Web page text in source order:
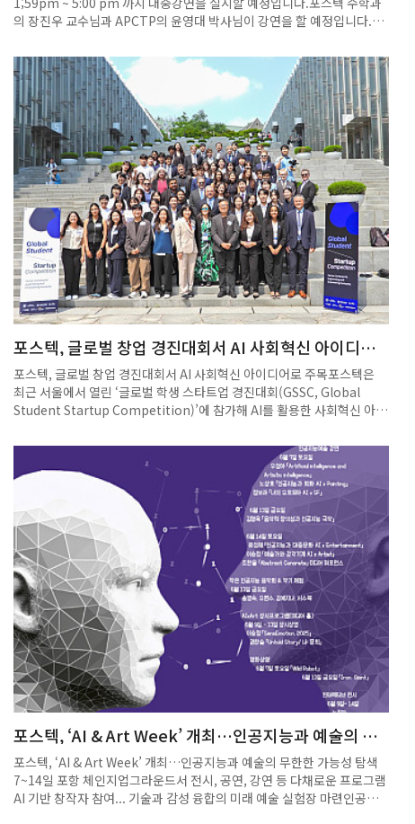
의 장진우 교수님과 APCTP의 윤영대 박사님이 강연을 할 예정입니다.행
포스텍, 글로벌 창업 경진대회서 AI 사회혁신 아이디어
로 주목
포스텍, 글로벌 창업 경진대회서 AI 사회혁신 아이디어로 주목포스텍은
최근 서울에서 열린 ‘글로벌 학생 스타트업 경진대회(GSSC, Global
Student Startup Competition)’에 참가해 AI를 활용한 사회혁신 아이
유수 대학들과 어깨를 나란히 하며 글로벌 창업 무대에서 창의성과 혁신
역량을 빛냈다.포스텍은 최근 서울에서 열린 ‘글로벌 학생 스타트업 경진
대회(GSSC, Global Student Startup Competition)’에 참가해 AI를
활용한 사회혁신 아이디어를 선보이며 주목을 받았다.GSSC는 올해 처음
개최된 국제 창업 경진대회로, 아시안 리더십 컨퍼런스(ALC)의 일환으로
지난 5월 18일부터 22일까지 진행됐다.‘인간 중심 AI: AI를 활용한 인류
사회 개선(Human-Centered AI: Improving Human Society Using
AI)’을 주제로 열린 이번 대회에는 서울대, 이화여대 등 국내 주요 대학은
물론, 하버드대, 코넬대, UC버클리, USC, 알토대 등 세계적인 명문대 학
생들이 참가했다.포스텍에서는 글로컬대학 사업의 지원을 받아 학부생 예
비 창업팀 두 팀이 참가했다.‘ThinkBrew’ 팀(대표 유혜인·IT융합공학
과)은 AI 기반 맞춤형 임상시험 매칭 솔루션 ‘Clink’를, ‘Eye-Terra’ 팀(대
표 조성현·IT융합공학과)은 시각장애인을 위한 AI 기반 시력 보조 안경 및
소프트웨어 ‘보리’를 출품했다.특히 Eye-Terra 팀은 본선에 진출하며 기
술력과 사회적 가치를 고루 갖춘 아이디어로 높은 평가를 받았다.비록 최
종 수상에는 이름을 올리지 못했지만, 의료 접근성 향상과 시각장애인 지
원 등 실질적인 사회 문제 해결에 초점을 맞춘 두 팀의 프로젝트는 심사위
들은 단순한 기술 개발을 넘어, AI를 통한 사회적 가치 창출이라는 시대적
과제에 대한 해법을 제시했다.창의적 교육과 체계적인 창업 지원 시스템
을 기반으로 한 포스텍의 혁신 역량이 글로벌 무대에서도 경쟁력을 갖추고
포스텍, ‘AI & Art Week’ 개최…인공지능과 예술의 무
한한 가능성 탐색
포스텍, ‘AI & Art Week’ 개최…인공지능과 예술의 무한한 가능성 탐색
7~14일 포항 체인지업그라운드서 전시, 공연, 강연 등 다채로운 프로그램
AI 기반 창작자 참여... 기술과 감성 융합의 미래 예술 실험장 마련인공지